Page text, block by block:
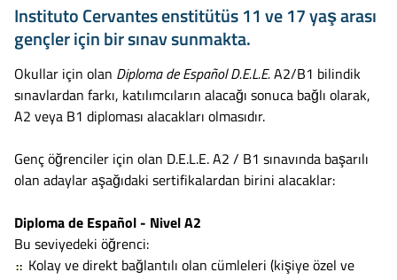
Instituto Cervantes enstitütüs 11 ve 17 yaş arası
gençler için bir sınav sunmakta.
Okullar için olan Diploma de Español D.E.L.E.A2/B1 bilindik
sınavlardan farkı, katılımcıların alacağı sonuca bağlı olarak,
A2 veya B1 diploması alacakları olmasıdır.
Genç öğrenciler için olan D.E.L.E. A2 / B1 sınavında başarılı
olan adaylar aşağıdaki sertifikalardan birini alacaklar:
Diploma de Español - Nivel A2
Bu seviyedeki öğrenci:
Kolay ve direkt bağlantılı olan cümleleri (kişiye özel ve